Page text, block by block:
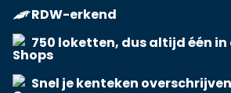
RDW-erkend
750 loketten, dus altijd één in
Snel je kenteken overschrijven